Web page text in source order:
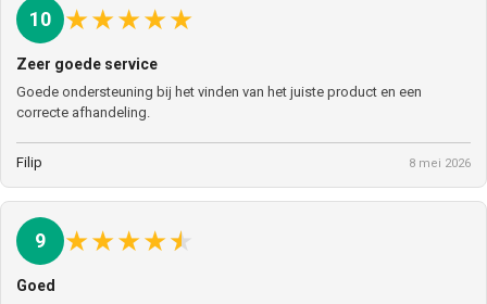
10 ★★★★★
Zeer goede service
Goede ondersteuning bij het vinden van het juiste product en een
correcte afhandeling.
Filip 8 mei 2026
9 ★★★★★
Goed